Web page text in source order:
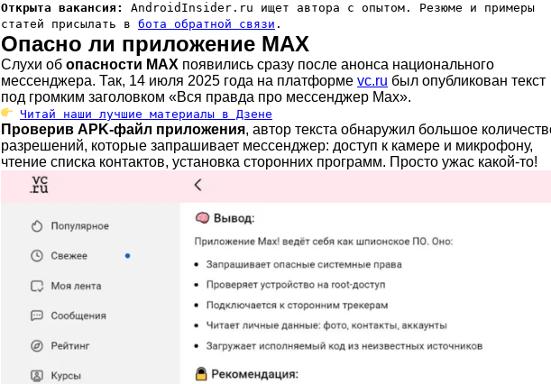
Открыта вакансия:
AndroidInsider.ru ищет автора с опытом. Резюме и примеры
статей присылать в бота обратной связи .
Опасно ли приложение MAX
Слухи об опасности MAX появились сразу после анонса национального
мессенджера. Так, 14 июля 2025 года на платформе vc.ru был опубликован текст
под громким заголовком «Вся правда про мессенджер Max».
Читай наши лучшие материалы в Дзене
Проверив APK-файл приложения, автор текста обнаружил большое
разрешений, которые запрашивает мессенджер: доступ к камере и микрофону,
чтение списка контактов, установка сторонних программ. Просто ужас какой-то!